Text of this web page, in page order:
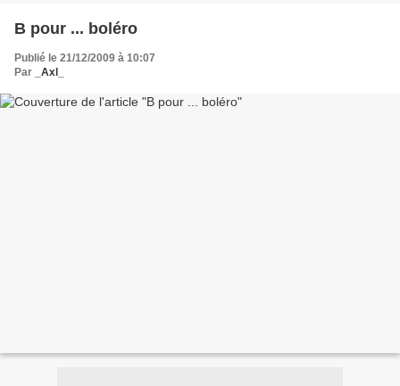
B pour ... boléro
Publié le 21/12/2009 à 10:07
Par
_Axl_